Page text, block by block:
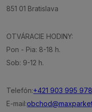
851 01 Bratislava
OTVÁRACIE HODINY:
Pon - Pia: 8-18 h.
Sob: 9-12 h.
Telefón:+421 903 995 978
E-mail: